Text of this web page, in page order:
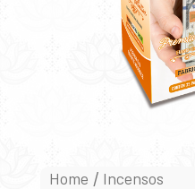
Home / Incensos